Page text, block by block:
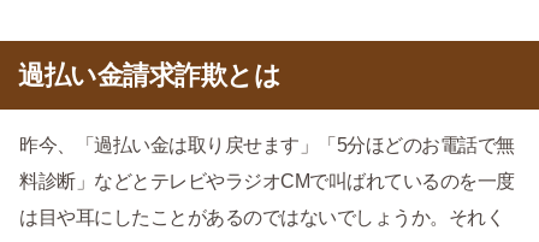
過払い金請求詐欺とは
昨今、「過払い金は取り戻せます」「5分ほどのお電話で無
料診断」などとテレビやラジオCMで叫ばれているのを一度
は目や耳にしたことがあるのではないでしょうか。それく